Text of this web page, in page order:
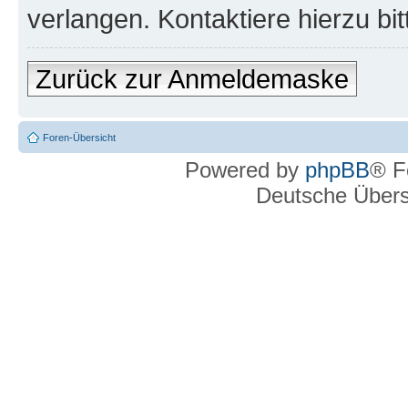
verlangen. Kontaktiere hierzu
Zurück zur Anmeldemaske
Foren-Übersicht
Powered by phpBB®
Deutsche